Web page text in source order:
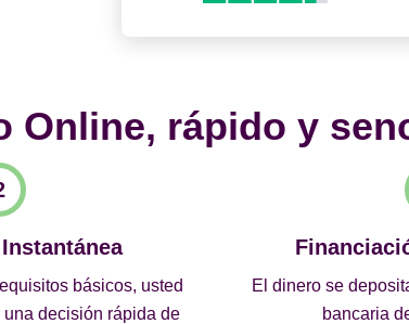
Online, rápido y
básicos, usted
decisión rápida de
El dinero se
bancaria